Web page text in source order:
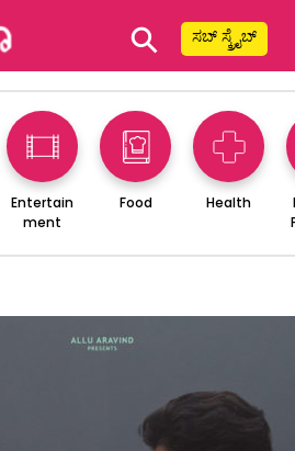
⚲ ಸಬ್ ಸ್ಕ್ರೈಬ್
Entertain
ment
Food Health